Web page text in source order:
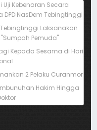
Uji Kebenaran Secara
DPD NasDem Tebingtinggi
Tebingtinggi Laksanakan
"Sumpah Pemuda"
Kepada Sesama di Hari
2 Pelaku Curanmor
Hakim Hingga